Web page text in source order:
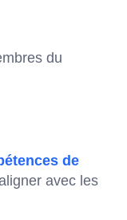
du
de
avec les